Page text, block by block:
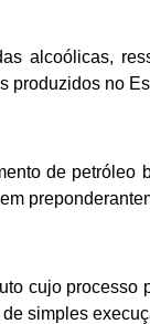
alcoólicas,
produzidos no
de petróleo
cujo
simples